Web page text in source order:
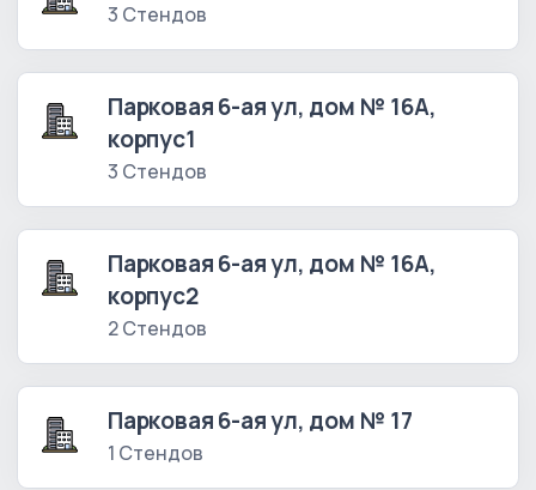
3 Стендов
Парковая 6-ая ул, дом № 16А,
корпус1
3 Стендов
Парковая 6-ая ул, дом № 16А,
корпус2
2 Стендов
Парковая 6-ая ул, дом № 17
1 Стендов